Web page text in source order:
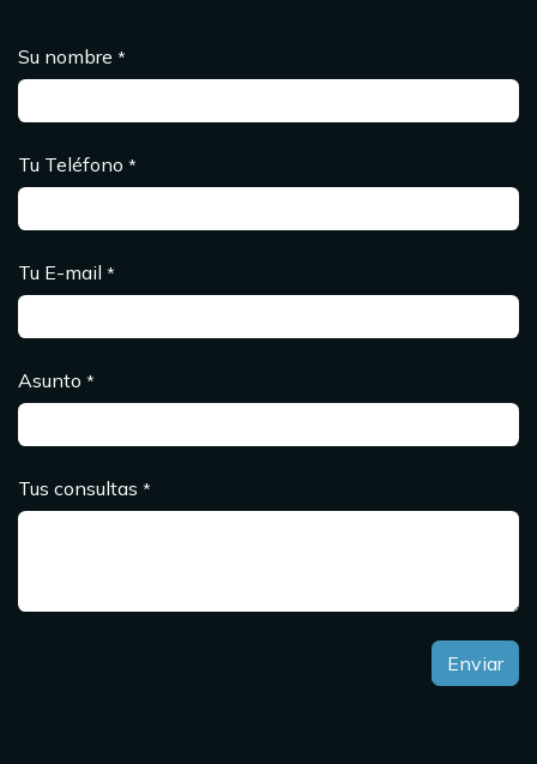
Su nombre *
Tu Teléfono *
Tu E-mail *
Asunto *
Tus consultas *
Enviar